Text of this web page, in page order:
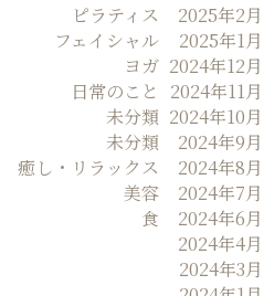
ピラティス
フェイシャル
ヨガ
日常のこと
未分類
未分類
癒し・リラックス
美容
食
2025年2月
2025年1月
2024年12月
2024年11月
2024年10月
2024年9月
2024年8月
2024年7月
2024年6月
2024年4月
2024年3月